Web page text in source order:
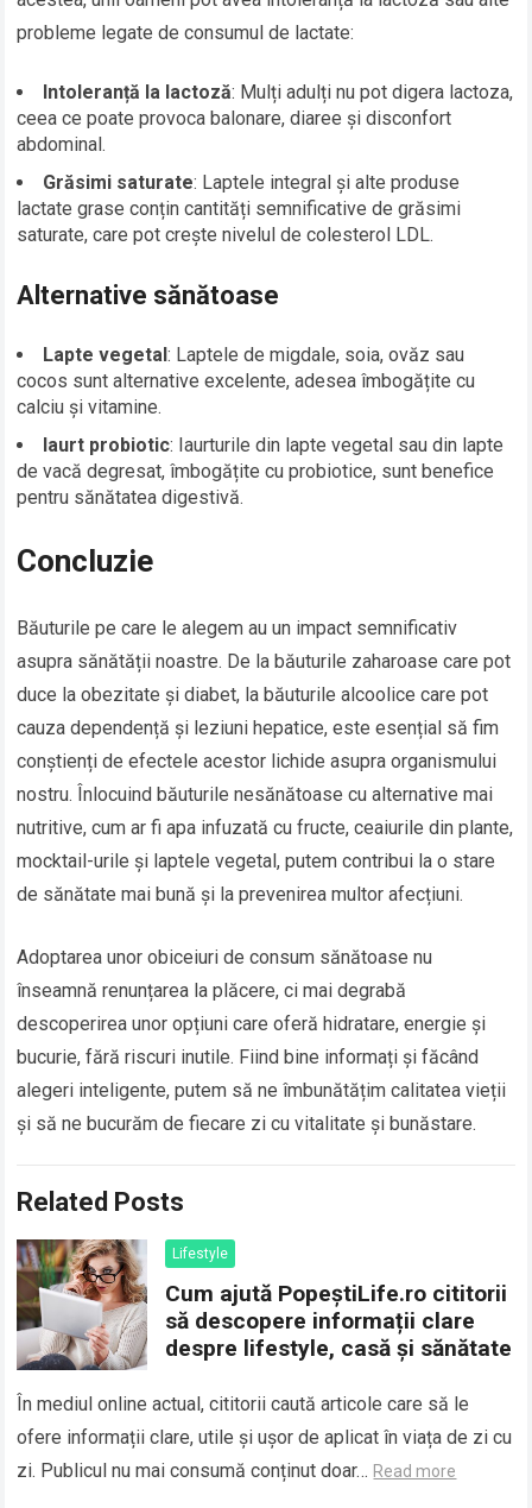
probleme legate de consumul de lactate:
Intoleranță la lactoză: Mulți adulți nu pot digera lactoza,
ceea ce poate provoca balonare, diaree și disconfort
abdominal.
Grăsimi saturate: Laptele integral și alte produse
lactate grase conțin cantități semnificative de grăsimi
saturate, care pot crește nivelul de colesterol LDL.
Alternative sănătoase
Lapte vegetal: Laptele de migdale, soia, ovăz sau
cocos sunt alternative excelente, adesea îmbogățite cu
calciu și vitamine.
Iaurt probiotic: Iaurturile din lapte vegetal sau din lapte
de vacă degresat, îmbogățite cu probiotice, sunt benefice
pentru sănătatea digestivă.
Concluzie
Băuturile pe care le alegem au un impact semnificativ
asupra sănătății noastre. De la băuturile zaharoase care pot
duce la obezitate și diabet, la băuturile alcoolice care pot
cauza dependență și leziuni hepatice, este esențial să fim
conștienți de efectele acestor lichide asupra organismului
nostru. Înlocuind băuturile nesănătoase cu alternative mai
nutritive, cum ar fi apa infuzată cu fructe, ceaiurile din plante,
mocktail-urile și laptele vegetal, putem contribui la o stare
de sănătate mai bună și la prevenirea multor afecțiuni.
Adoptarea unor obiceiuri de consum sănătoase nu
înseamnă renunțarea la plăcere, ci mai degrabă
descoperirea unor opțiuni care oferă hidratare, energie și
bucurie, fără riscuri inutile. Fiind bine informați și făcând
alegeri inteligente, putem să ne îmbunătățim calitatea vieții
și să ne bucurăm de fiecare zi cu vitalitate și bunăstare.
Related Posts
Lifestyle
Cum ajută PopeștiLife.ro cititorii
să descopere informații clare
despre lifestyle, casă și sănătate
În mediul online actual, cititorii caută articole care să le
ofere informații clare, utile și ușor de aplicat în viața de zi cu
zi. Publicul nu mai consumă conținut doar… Read more